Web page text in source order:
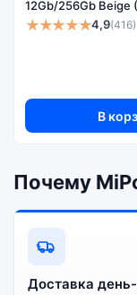
Существует не оригинальная и оригинальная версия смартфона Samsung Galaxy S24 Ultra 5G (nano SIM+eSIM) 12Gb/512Gb Titanium Black (Чёрный Титан). Мы рекомендуем выбирать
12Gb/256Gb
★★★★★4,9(416)
В
Почему
Доставка